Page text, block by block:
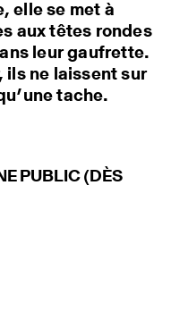
elle se met à
aux têtes rondes
leur gaufrette.
ils ne laissent sur
tache.
PUBLIC (DÈS